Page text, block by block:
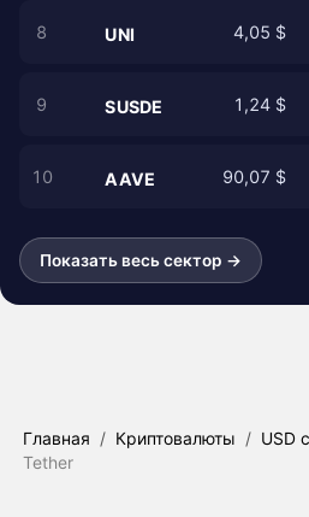
8 UNI 4,05 $
9 SUSDE 1,24 $
10 AAVE 90,07 $
Показать весь сектор →
Главная / Криптовалюты / USD
Tether